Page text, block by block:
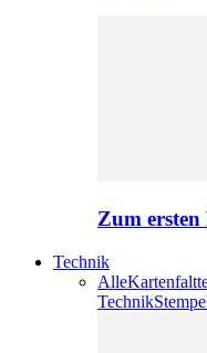
Zum ersten
Technik
Alle
Technik